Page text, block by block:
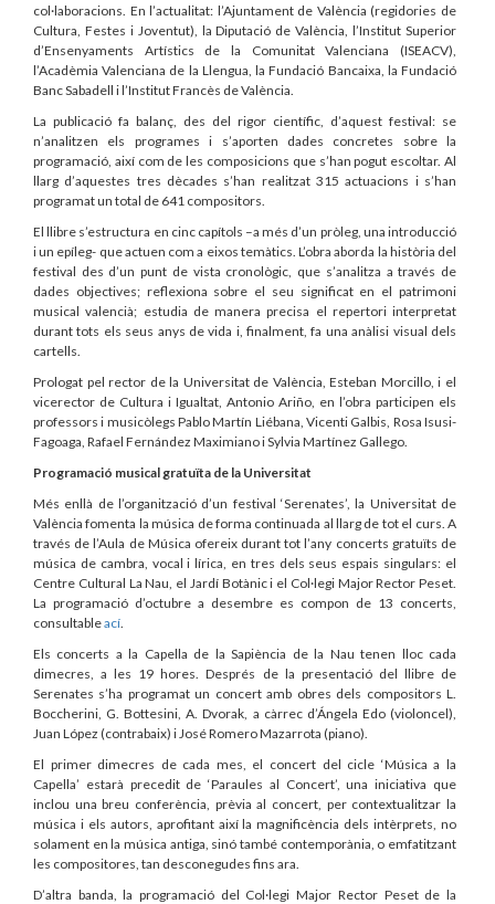
col·laboracions. En l’actualitat: l’Ajuntament de València (regidories de
Cultura, Festes i Joventut), la Diputació de València, l’Institut Superior
d’Ensenyaments Artístics de la Comunitat Valenciana (ISEACV),
l’Acadèmia Valenciana de la Llengua, la Fundació Bancaixa, la Fundació
Banc Sabadell i l’Institut Francès de València.
La publicació fa balanç, des del rigor científic, d’aquest festival: se
n’analitzen els programes i s’aporten dades concretes sobre la
programació, així com de les composicions que s’han pogut escoltar. Al
llarg d’aquestes tres dècades s’han realitzat 315 actuacions i s’han
programat un total de 641 compositors.
El llibre s’estructura en cinc capítols –a més d’un pròleg, una introducció
i un epíleg- que actuen com a eixos temàtics. L’obra aborda la història del
festival des d’un punt de vista cronològic, que s’analitza a través de
dades objectives; reflexiona sobre el seu significat en el patrimoni
musical valencià; estudia de manera precisa el repertori interpretat
durant tots els seus anys de vida i, finalment, fa una anàlisi visual dels
cartells.
Prologat pel rector de la Universitat de València, Esteban Morcillo, i el
vicerector de Cultura i Igualtat, Antonio Ariño, en l’obra participen els
professors i musicòlegs Pablo Martín Liébana, Vicenti Galbis, Rosa Isusi-
Fagoaga, Rafael Fernández Maximiano i Sylvia Martínez Gallego.
Programació musical gratuïta de la Universitat
Més enllà de l’organització d’un festival ‘Serenates’, la Universitat de
València fomenta la música de forma continuada al llarg de tot el curs. A
través de l’Aula de Música ofereix durant tot l’any concerts gratuïts de
música de cambra, vocal i lírica, en tres dels seus espais singulars: el
Centre Cultural La Nau, el Jardí Botànic i el Col·legi Major Rector Peset.
La programació d’octubre a desembre es compon de 13 concerts,
consultableací
Els concerts a la Capella de la Sapiència de la Nau tenen lloc cada
dimecres, a les 19 hores. Després de la presentació del llibre de
Serenates s’ha programat un concert amb obres dels compositors L.
Boccherini, G. Bottesini, A. Dvorak, a càrrec d’Ángela Edo (violoncel),
Juan López (contrabaix) i José Romero Mazarrota (piano).
El primer dimecres de cada mes, el concert del cicle ‘Música a la
Capella’ estarà precedit de ‘Paraules al Concert’, una iniciativa que
inclou una breu conferència, prèvia al concert, per contextualitzar la
música i els autors, aprofitant així la magnificència dels intèrprets, no
solament en la música antiga, sinó també contemporània, o emfatitzant
les compositores, tan desconegudes fins ara.
D’altra banda, la programació del Col·legi Major Rector Peset de la